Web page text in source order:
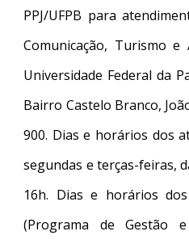
PPJ/UFPB para
Comunicação, Turismo e
Universidade Federal da
Bairro Castelo Branco,
900. Dias e horários dos
segundas e terças-feiras,
16h. Dias e horários
(Programa de Gestão